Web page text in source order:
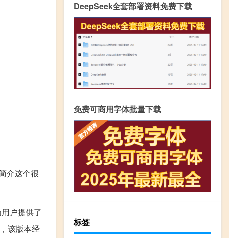
介这个很
户提供了
该版本经
DeepSeek全套部署资料免费下载
免费可商用字体批量下载
标签